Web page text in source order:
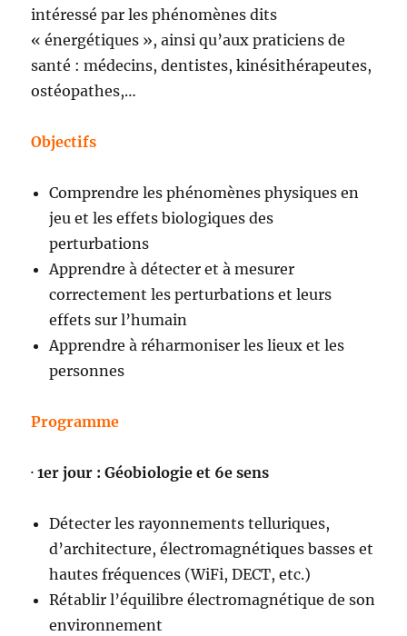
intéressé par les phénomènes dits
« énergétiques », ainsi qu’aux praticiens de
santé : médecins, dentistes, kinésithérapeutes,
ostéopathes,…
Objectifs
Comprendre les phénomènes physiques en
jeu et les effets biologiques des
perturbations
Apprendre à détecter et à mesurer
correctement les perturbations et leurs
effets sur l’humain
Apprendre à réharmoniser les lieux et les
personnes
Programme
·1er jour : Géobiologie et 6e sens
Détecter les rayonnements telluriques,
d’architecture, électromagnétiques basses et
hautes fréquences (WiFi, DECT, etc.)
Rétablir l’équilibre électromagnétique de son
environnement